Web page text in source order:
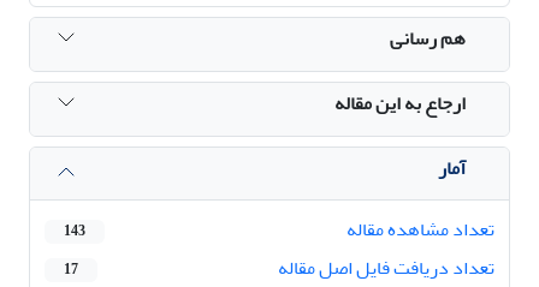
هم رسانی
ارجاع به این مقاله
آمار
تعداد مشاهده مقاله
143
تعداد دریافت فایل اصل مقاله 17